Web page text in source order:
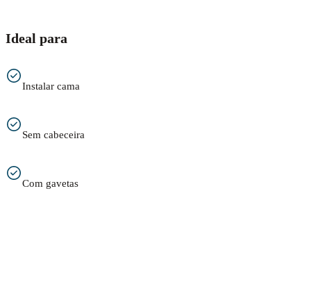
Ideal para
Instalar cama
Sem cabeceira
Com gavetas